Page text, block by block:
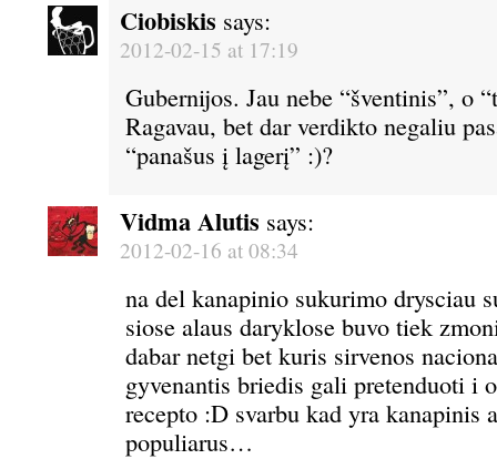
Ciobiskis says:
2012-02-15 at 17:19
Gubernijos. Jau nebe “šventinis”, o
Ragavau, bet dar verdikto negaliu
“panašus į lagerį” :)?
Vidma Alutis says:
2012-02-16 at 08:34
na del kanapinio sukurimo drysciau
siose alaus daryklose buvo tiek
dabar netgi bet kuris sirvenos
gyvenantis briedis gali pretenduoti i
recepto :D svarbu kad yra kanapinis
populiarus…